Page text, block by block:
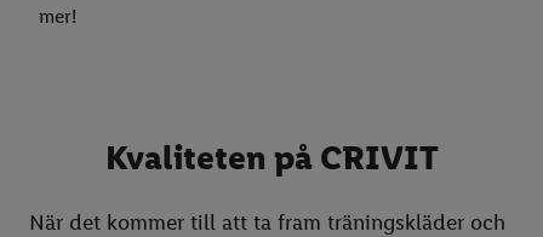
Kokosolja
Emåmejeriet
Kling Glass
mer!
Kvaliteten på CRIVIT
När det kommer till att ta fram träningskläder och